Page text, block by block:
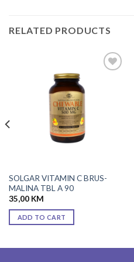
RELATED PRODUCTS
SOLGAR VITAMIN C BRUS-
MALINA TBL A 90
35,00 KM
ADD TO CART